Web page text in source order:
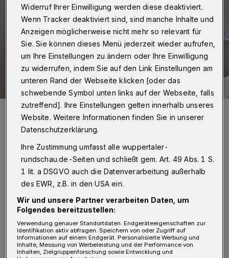
Von li.: Meike Job, Axel Jütz, Dr. Sabine Federmann, Susanne
Probach, Dr. Martin Hamburger, Florian Decken und Andreas Müller.
Foto: Diakonie Wuppertal
H Helfer sowie Mitarbeiterinnen und
Mitarbeitern der einladenden Verbände
organisieren dieses besondere Weihnachtsfest,
das auch in Zeiten starker Kürzungen im
Widerruf Ihrer Einwilligung werden diese deaktiviert.
Wenn Tracker deaktiviert sind, sind manche Inhalte und
Anzeigen möglicherweise nicht mehr so relevant für
Sie. Sie können dieses Menü jederzeit wieder aufrufen,
um Ihre Einstellungen zu ändern oder Ihre Einwilligung
zu widerrufen, indem Sie auf den Link Einstellungen am
unteren Rand der Webseite klicken [oder das
schwebende Symbol unten links auf der Webseite, falls
zutreffend]. Ihre Einstellungen gelten innerhalb unseres
Website. Weitere Informationen finden Sie in unserer
Datenschutzerklärung.
Ihre Zustimmung umfasst alle wuppertaler-
rundschau.de-Seiten und schließt gem. Art. 49 Abs. 1 S.
1 lit. a DSGVO auch die Datenverarbeitung außerhalb
des EWR, z.B. in den USA ein.
Wir und unsere Partner verarbeiten Daten, um
Folgendes bereitzustellen:
Verwendung genauer Standortdaten. Endgeräteeigenschaften zur
Identifikation aktiv abfragen. Speichern von oder Zugriff auf
Informationen auf einem Endgerät. Personalisierte Werbung und
Inhalte, Messung von Werbeleistung und der Performance von
Inhalten, Zielgruppenforschung sowie Entwicklung und